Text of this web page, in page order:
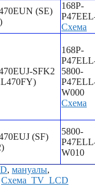
(SE)
168P-
Схема
SFK2
168P-
5800-
W000
Схема
(SF)
5800-
W010
, мануалы,
Схема_TV_LCD